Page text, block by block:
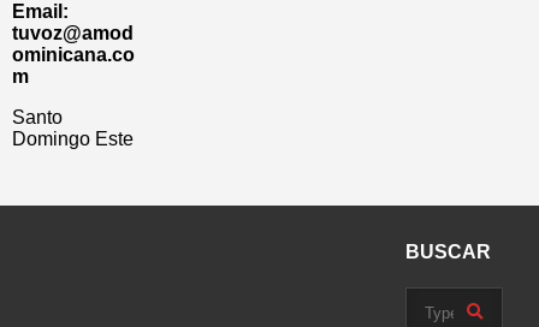
Email:
tuvoz@amod
ominicana.co
m
Santo
Domingo Este
BUSCAR